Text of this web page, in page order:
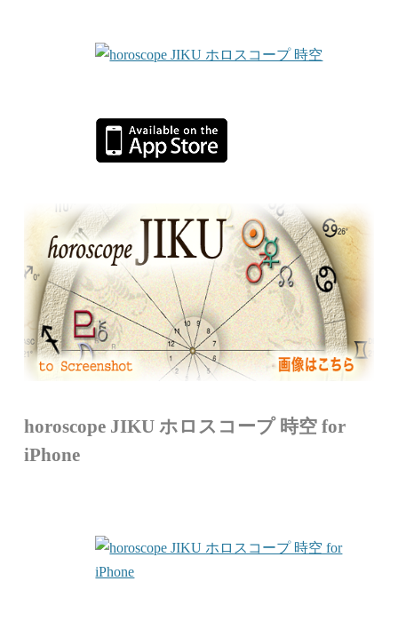
horoscope JIKU ホロスコープ 時空 for
iPhone